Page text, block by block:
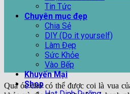
Tin Tức
Chuyên mục đẹp
Chia Sẻ
DIY (Do it yourself)
Làm Đẹp
Sức Khỏe
Vào Bếp
Khuyến Mại
Shop
Quả óc chó có thể được coi là vua